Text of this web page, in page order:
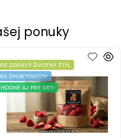
ponuky
ZDRAVÝ ŽIVOTNÝ ŠTÝL
ŠPORTOVCOV
AJ PRE DETI